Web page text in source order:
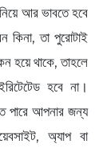
আর ভাবতে হবে
তা পুরোটাই
হয়ে থাকে, তাহলে
হবে না।
পারে আপনার জন্য
অ্যাপ বা